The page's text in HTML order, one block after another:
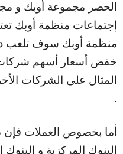
الحصر مجموعة أوبك و
إجتماعات منظمة أوبك
منظمة أوبك سوف تلعب
خفض أسعار أسهم شركات
المثال على الشركات
.
أما بخصوص العملات فإن
البنوك المركزية و